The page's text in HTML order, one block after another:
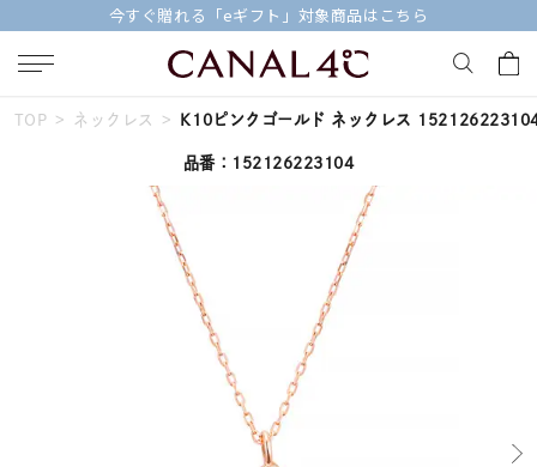
【価格改定のお知らせ 8月17日(月)より 】
キーワードで検索する
人気検索キーワード
#ダイヤモンド ネックレス
#エタニティ
TOP ネックレス K10ピンクゴールド ネックレス
品番：152126223104